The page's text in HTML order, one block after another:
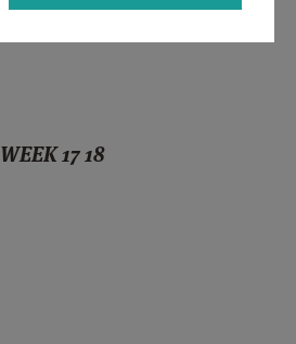
WEEK 20 21
WEEK 17 18